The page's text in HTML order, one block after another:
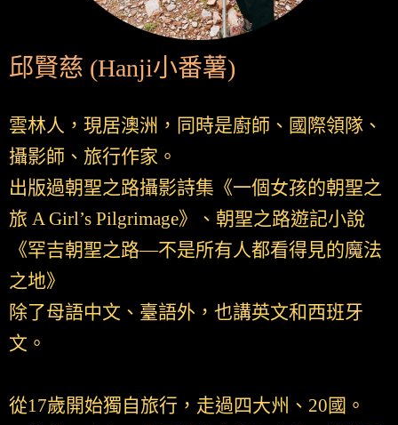
邱賢慈 (Hanji小番薯)
雲林人，現居澳洲，同時是廚師、國際領隊、
攝影師、旅行作家。
出版過朝聖之路攝影詩集《一個女孩的朝聖之
旅 A Girl’s Pilgrimage》、朝聖之路遊記小說
《罕吉朝聖之路—不是所有人都看得見的魔法
之地》
除了母語中文、臺語外，也講英文和西班牙
文。
從17歲開始獨自旅行，走過四大州、20國。